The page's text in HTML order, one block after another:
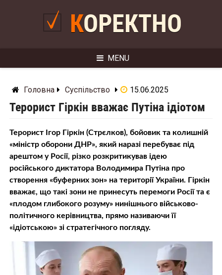
КОРЕКТНО
MENU
Головна Суспільство 15.06.2025
Терорист Гіркін вважає Путіна ідіотом
Терорист Ігор Гіркін (Стрєлков), бойовик та колишній
«міністр оборони ДНР», який наразі перебуває під
арештом у Росії, різко розкритикував ідею
російського диктатора Володимира Путіна про
створення «буферних зон» на території України. Гіркін
вважає, що такі зони не принесуть перемоги Росії та є
«плодом глибокого розуму» нинішнього військово-
політичного керівництва, прямо називаючи її
«ідіотською» зі стратегічного погляду.